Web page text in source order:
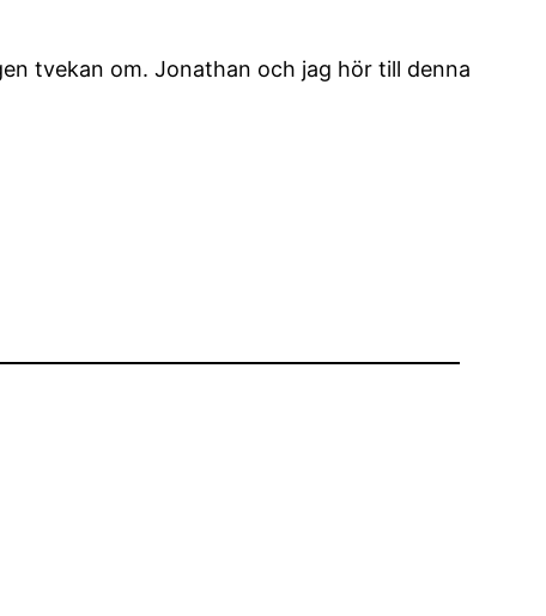
tvekan om. Jonathan och jag hör till denna